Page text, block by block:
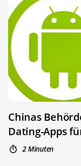
Chinas
Dating-Apps
2 Minuten